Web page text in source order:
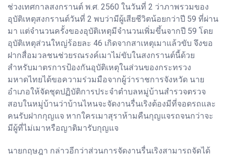
ช่วงเทศกาลสงกรานต์ พ.ศ. 2560 ในวันที่ 2 ว่าภาพรวมของ
อุบัติเหตุสงกรานต์วันที่ 2 พบว่ามีผู้เสียชีวิตน้อยกว่าปี 59 ที่ผ่าน
มา แต่จำนวนครั้งของอุบัติเหตุมีจำนวนเพิ่มขึ้นจากปี 59 โดย
อุบัติเหตุส่วนใหญ่ร้อยละ 46 เกิดจากสาเหตุเมาแล้วขับ จึงขอ
ฝากสื่อมวลชนช่วยรณรงค์เมาไม่ขับในสงกรานต์นี้ด้วย
สำหรับมาตรการป้องกันอุบัติเหตุในส่วนของกระทรวง
มหาดไทยได้ขอความร่วมมือจากผู้ว่าราชการจังหวัด นาย
อำเภอให้จัดชุดปฏิบัติการประจำตำบลหมู่บ้านสำรวจตรวจ
สอบในหมู่บ้านว่าบ้านไหนจะจัดงานรื่นเริงต้องมีที่จอดรถและ
คนรับฝากกุญแจ หากใครเมาสุราห้ามคืนกุญแจรถจนกว่าจะ
มีผู้ที่ไม่เมาหรือญาติมารับกุญแจ
นายกฤษฎา กล่าวอีกว่าส่วนการจัดงานรื่นเริงสามารถจัดได้